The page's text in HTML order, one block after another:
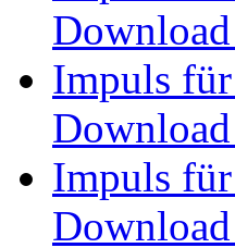
Impuls für
Impuls